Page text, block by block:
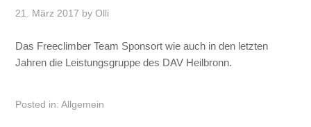
21. März 2017 byOlli
Das Freeclimber Team Sponsort wie auch in den letzten
Jahren die Leistungsgruppe des DAV Heilbronn.
Posted in:Allgemein